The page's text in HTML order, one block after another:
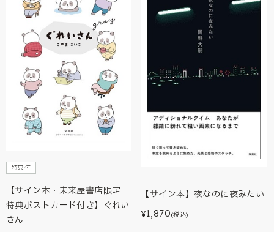
特典付
【サイン本・未来屋書店限定
特典ポストカード付き】ぐれい
さん
【サイン本】夜なのに夜みたい
¥1,870(税込)